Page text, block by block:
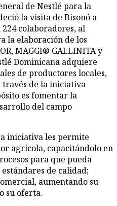
de Nestlé para la
la visita de Bisonó a
colaboradores, al
la elaboración de los
MAGGI® GALLINITA y
Dominicana adquiere
de productores locales,
través de la iniciativa
es fomentar la
del campo
iniciativa les permite
agrícola, capacitándolo en
para que pueda
de calidad;
aumentando su
su oferta.